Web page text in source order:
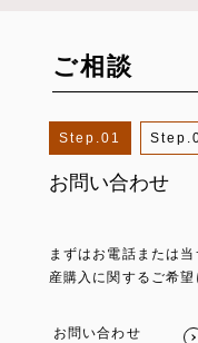
ご相談
1
お問い合わせ
まずはお電話または
産購入に関するご希
お問い合わせ
資料閲覧・現地
ご希望に合う物件を
ましたら、資料の取